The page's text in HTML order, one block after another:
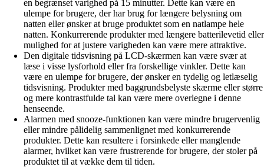
en begrænset varighed på 15 minutter. Dette kan være en
ulempe for brugere, der har brug for længere belysning om
natten eller ønsker at bruge produktet som en natlampe hele
natten. Konkurrerende produkter med længere batterilevetid eller
mulighed for at justere varigheden kan være mere attraktive.
Den digitale tidsvisning på LCD-skærmen kan være svær at
læse i visse lysforhold eller fra forskellige vinkler. Dette kan
være en ulempe for brugere, der ønsker en tydelig og letlæselig
tidsvisning. Produkter med baggrundsbelyste skærme eller større
og mere kontrastfulde tal kan være mere overlegne i denne
henseende.
Alarmen med snooze-funktionen kan være mindre brugervenlig
eller mindre pålidelig sammenlignet med konkurrerende
produkter. Dette kan resultere i forsinkede eller manglende
alarmer, hvilket kan være frustrerende for brugere, der stoler på
produktet til at vække dem til tiden.